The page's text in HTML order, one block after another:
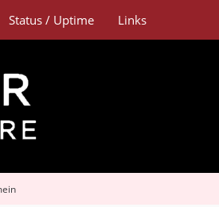
Status / Uptime Links